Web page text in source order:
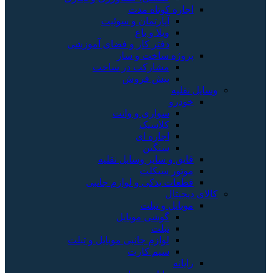
اجاره کوتاه مدت
آپارتمان و سوئیت
ویلا و باغ
دفتر کار و فضای آموزشی
پروژه ساخت و ساز
مشارکت در ساخت
پیش فروش
وسایل نقلیه
خودرو
سواری و وانت
کلاسیک
اجاره ای
سنگین
قایق و سایر وسایل نقلیه
موتور سیکلت
قطعات یدکی و لوازم جانبی
کالای دیجیتال
موبایل و تبلت
گوشی موبایل
تبلت
لوازم جانبی موبایل و تبلت
سیم کارت
رایانه